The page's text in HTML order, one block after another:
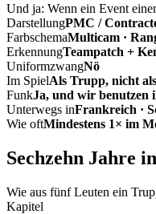
Und ja: Wenn ein Event
DarstellungPMC /
FarbschemaMulticam ·
ErkennungTeampatch +
UniformzwangNö
Im SpielAls Trupp, nicht
FunkJa, und wir benutzen
Unterwegs inFrankreich ·
Wie oftMindestens 1× im
Sechzehn Jahre
Wie aus fünf Leuten ein
Kapitel